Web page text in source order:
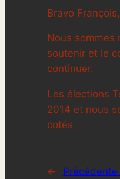
Bravo François,
Nous sommes
soutenir et le
continuer.
Les élections
2014 et nous
cotés
← Précédente